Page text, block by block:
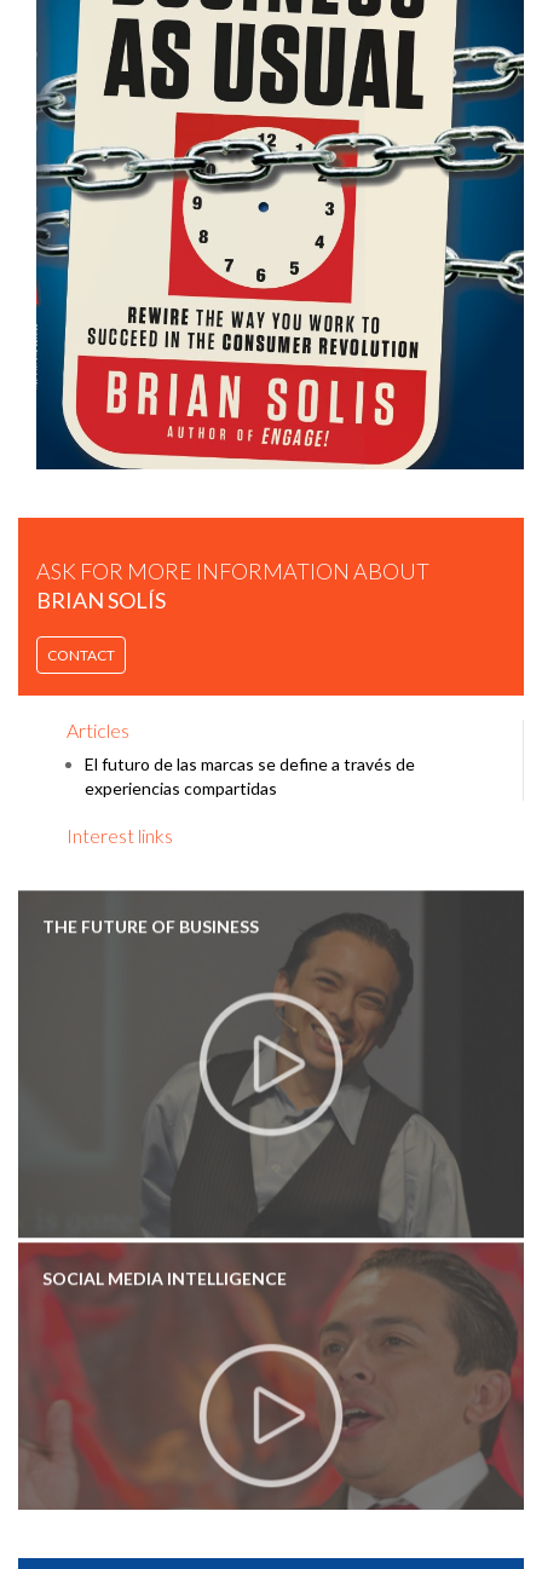
ASK FOR MORE INFORMATION ABOUT
BRIAN SOLÍS
CONTACT
Articles
El futuro de las marcas se define a través de
experiencias compartidas
Interest links
SCREW BUSINESS AS USUAL....THIS IS THE REAL WORLD
WHAT’S THE FUTURE OF BUSINESS?
THE FUTURE OF BUSINESS
SOCIAL MEDIA INTELLIGENCE